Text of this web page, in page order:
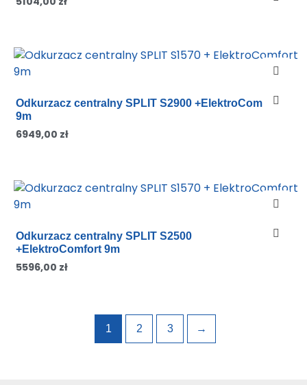
Odkurzacz centralny SPLIT S2900 +ElektroComfort
9m
6949,00 zł
Odkurzacz centralny SPLIT S2500
+ElektroComfort 9m
5596,00 zł
1 2 3 →